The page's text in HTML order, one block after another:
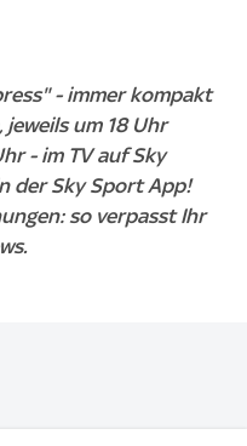
- immer kompakt
um 18 Uhr
- im TV auf Sky
der Sky Sport App!
so verpasst Ihr